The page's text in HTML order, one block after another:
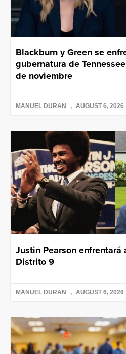
Blackburn y Green se
gubernatura de
de noviembre
MANUEL DURAN AUGUST 6, 2026
Justin Pearson enfrentará
Distrito 9
MANUEL DURAN AUGUST 6, 2026